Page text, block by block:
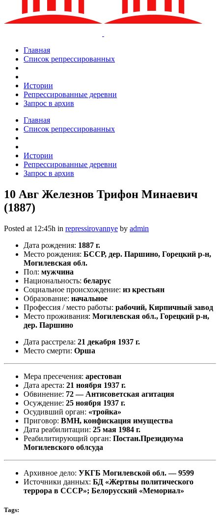
Главная
Список репрессированных
Истории
Репрессированные деревни
Запрос в архив
Главная
Список репрессированных
Истории
Репрессированные деревни
Запрос в архив
10 Авг Железнов Трифон Минаевич
(1887)
Posted at 12:45h in repressirovannye by admin
Дата рождения: 1887 г.
Место рождения: БССР, дер. Паршино, Горецкий р-н,
Могилевская обл.
Пол: мужчина
Национальность: беларус
Социальное происхождение: из крестьян
Образование: начальное
Профессия / место работы: рабочий, Кирпичный завод
Место проживания: Могилевская обл., Горецкий р-н,
дер. Паршино
Дата расстрела: 21 декабря 1937 г.
Место смерти: Орша
Мера пресечения: арестован
Дата ареста: 21 ноября 1937 г.
Обвинение: 72 — Антисоветская агитация
Осуждение: 25 ноября 1937 г.
Осудивший орган: «тройка»
Приговор: ВМН, конфискация имущества
Дата реабилитации: 25 мая 1984 г.
Реабилитирующий орган: Постан.Президиума
Могилевского облсуда
Архивное дело: УКГБ Могилевской обл. — 9599
Источники данных: БД «Жертвы политического
террора в СССР»; Белорусский «Мемориал»
Tags: